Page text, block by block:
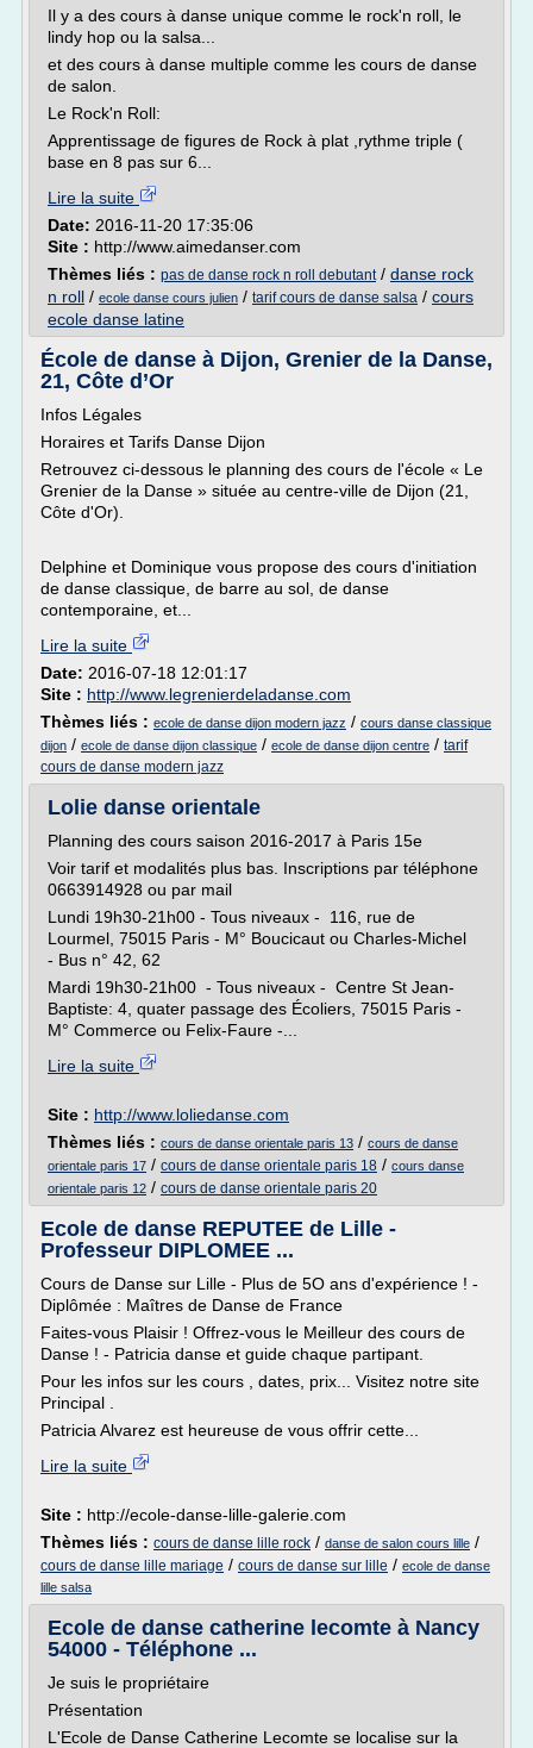
Il y a des cours à danse unique comme le rock'n roll, le
lindy hop ou la salsa...
et des cours à danse multiple comme les cours de danse
de salon.
Le Rock'n Roll:
Apprentissage de figures de Rock à plat ,rythme triple (
base en 8 pas sur 6...
Lire la suite
Date: 2016-11-20 17:35:06
Site : http://www.aimedanser.com
Thèmes liés : pas de danse rock n roll debutant/ danse rock
n roll / ecole danse cours julien / tarif cours de danse salsa / cours
ecole danse latine
École de danse à Dijon, Grenier de la Danse,
21, Côte d’Or
Infos Légales
Horaires et Tarifs Danse Dijon
Retrouvez ci-dessous le planning des cours de l'école « Le
Grenier de la Danse » située au centre-ville de Dijon (21,
Côte d'Or).
Delphine et Dominique vous propose des cours d'initiation
de danse classique, de barre au sol, de danse
contemporaine, et...
Lire la suite
Date: 2016-07-18 12:01:17
Site : http://www.legrenierdeladanse.com
Thèmes liés : ecole de danse dijon modern jazz / cours danse classique
dijon / ecole de danse dijon classique / ecole de danse dijon centre / tarif
cours de danse modern jazz
Lolie danse orientale
Planning des cours saison 2016-2017 à Paris 15e
Voir tarif et modalités plus bas. Inscriptions par téléphone
0663914928 ou par mail
Lundi 19h30-21h00 - Tous niveaux - 116, rue de
Lourmel, 75015 Paris - M° Boucicaut ou Charles-Michel
- Bus n° 42, 62
Mardi 19h30-21h00 - Tous niveaux - Centre St Jean-
Baptiste: 4, quater passage des Écoliers, 75015 Paris -
M° Commerce ou Felix-Faure -...
Lire la suite
Site : http://www.loliedanse.com
Thèmes liés : cours de danse orientale paris 13 / cours de danse
orientale paris 17 / cours de danse orientale paris 18 / cours danse
orientale paris 12 / cours de danse orientale paris 20
Ecole de danse REPUTEE de Lille -
Professeur DIPLOMEE ...
Cours de Danse sur Lille - Plus de 5O ans d'expérience ! -
Diplômée : Maîtres de Danse de France
Faites-vous Plaisir ! Offrez-vous le Meilleur des cours de
Danse ! - Patricia danse et guide chaque partipant.
Pour les infos sur les cours , dates, prix... Visitez notre site
Principal .
Patricia Alvarez est heureuse de vous offrir cette...
Lire la suite
Site : http://ecole-danse-lille-galerie.com
Thèmes liés : cours de danse lille rock / danse de salon cours lille /
cours de danse lille mariage / cours de danse sur lille / ecole de danse
lille salsa
Ecole de danse catherine lecomte à Nancy
54000 - Téléphone ...
Je suis le propriétaire
Présentation
L'Ecole de Danse Catherine Lecomte se localise sur la